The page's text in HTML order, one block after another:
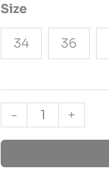
Size
34 36
- +